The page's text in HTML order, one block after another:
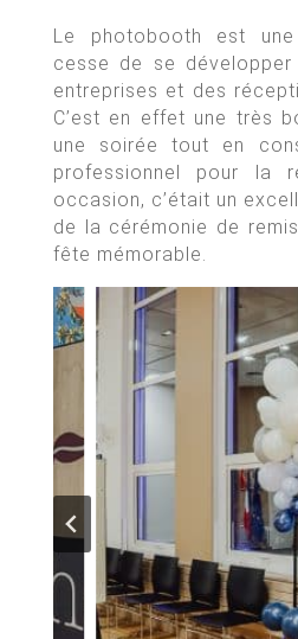
Le photobooth est
cesse de se développer
entreprises et des
C’est en effet une très
une soirée tout en
professionnel pour la
occasion, c’était un
de la cérémonie de
fête mémorable.